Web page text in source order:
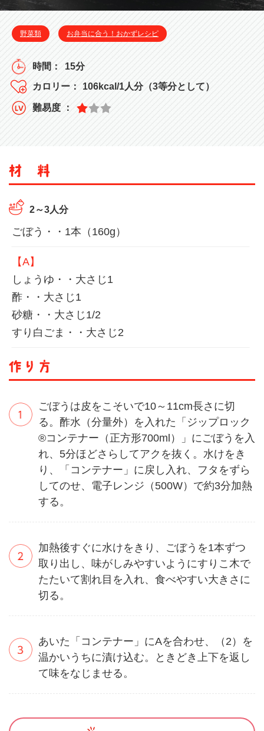
野菜類 お弁当に合う！おかずレシピ
15分
106kcal/1人分（3等分として）
2～3人分
ごぼう・・1本（160g）
【A】
しょうゆ・・大さじ1
酢・・大さじ1
砂糖・・大さじ1/2
すり白ごま・・大さじ2
ごぼうは皮をこそいで10～11cm長さに切
る。酢水（分量外）を入れた「ジップロック
®コンテナー（正方形700ml）」にごぼうを入
れ、5分ほどさらしてアクを抜く。水けをき
り、「コンテナー」に戻し入れ、フタをずら
してのせ、電子レンジ（500W）で約3分加熱
する。
加熱後すぐに水けをきり、ごぼうを1本ずつ
取り出し、味がしみやすいようにすりこ木で
たたいて割れ目を入れ、食べやすい大きさに
切る。
あいた「コンテナー」にAを合わせ、（2）を
温かいうちに漬け込む。ときどき上下を返し
て味をなじませる。